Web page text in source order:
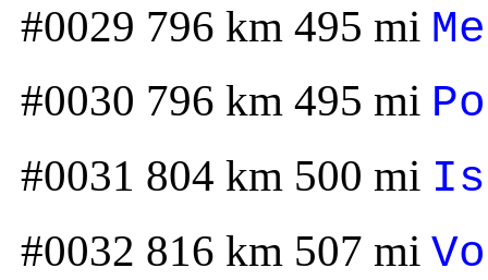
#0029 796 km 495 mi
#0030 796 km 495 mi
#0031 804 km 500 mi
#0032 816 km 507 mi